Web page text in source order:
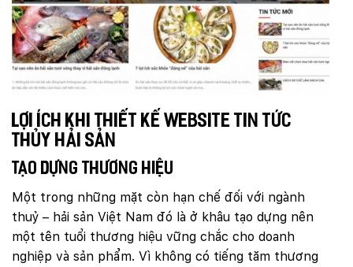
Lợi ích khi thiết kế website tin tức
thủy hải sản
Tạo dựng thương hiệu
Một trong những mặt còn hạn chế đối với ngành
thuỷ – hải sản Việt Nam đó là ở khâu tạo dựng nên
một tên tuổi thương hiệu vững chắc cho doanh
nghiệp và sản phẩm. Vì không có tiếng tăm thương